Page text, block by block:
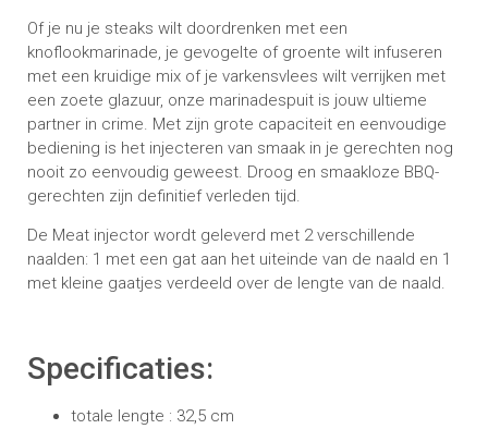
Of je nu je steaks wilt doordrenken met een
knoflookmarinade, je gevogelte of groente wilt infuseren
met een kruidige mix of je varkensvlees wilt verrijken met
een zoete glazuur, onze marinadespuit is jouw ultieme
partner in crime. Met zijn grote capaciteit en eenvoudige
bediening is het injecteren van smaak in je gerechten nog
nooit zo eenvoudig geweest. Droog en smaakloze BBQ-
gerechten zijn definitief verleden tijd.
De Meat injector wordt geleverd met 2 verschillende
naalden: 1 met een gat aan het uiteinde van de naald en 1
met kleine gaatjes verdeeld over de lengte van de naald.
Specificaties:
totale lengte : 32,5 cm